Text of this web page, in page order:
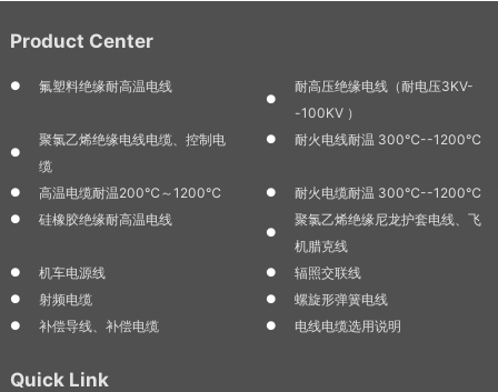
Product Center
氟塑料绝缘耐高温电线
耐高压绝缘电线（耐电压3KV-
-100KV ）
聚氯乙烯绝缘电线电缆、控制电
缆
耐火电线耐温 300℃--1200℃
高温电缆耐温200℃～1200℃
耐火电缆耐温 300℃--1200℃
硅橡胶绝缘耐高温电线
聚氯乙烯绝缘尼龙护套电线、飞
机腊克线
机车电源线
辐照交联线
射频电缆
螺旋形弹簧电线
补偿导线、补偿电缆
电线电缆选用说明
Quick Link